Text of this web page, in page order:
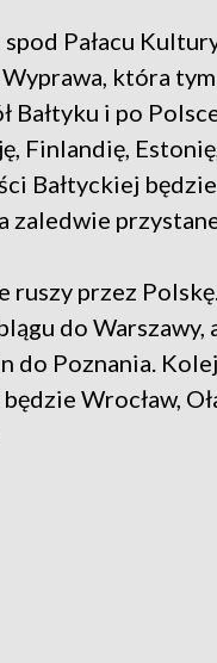
Pałacu
która
Bałtyku i po
Finlandię,
Bałtyckiej
zaledwie
ruszy przez
do Warszawy,
do Poznania.
Wrocław,